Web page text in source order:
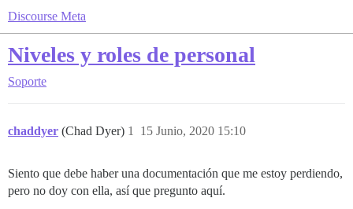
Discourse Meta
Niveles y roles de personal
Soporte
chaddyer (Chad Dyer) 15 Junio, 2020 15:10
1
Siento que debe haber una documentación que me estoy perdiendo,
pero no doy con ella, así que pregunto aquí.